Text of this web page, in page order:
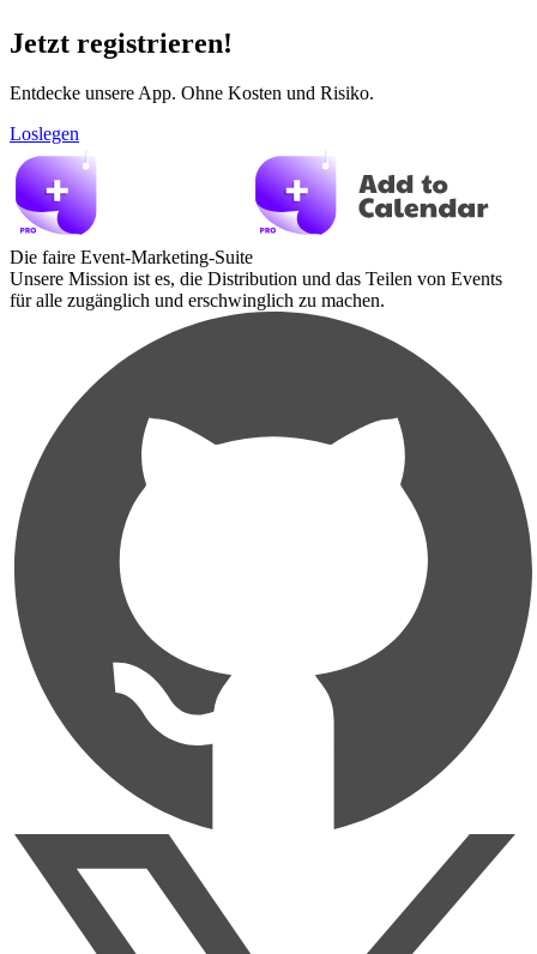
Jetzt registrieren!
Entdecke unsere App. Ohne Kosten und Risiko.
Loslegen
Die faire Event-Marketing-Suite
Unsere Mission ist es, die Distribution und das Teilen von Events
für alle zugänglich und erschwinglich zu machen.